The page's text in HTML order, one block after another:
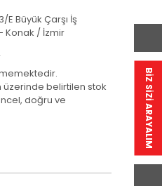
E Büyük Çarşı İş
Konak / İzmir
belirtilen stok
doğru ve
BİZ SİZİ ARAYALIM